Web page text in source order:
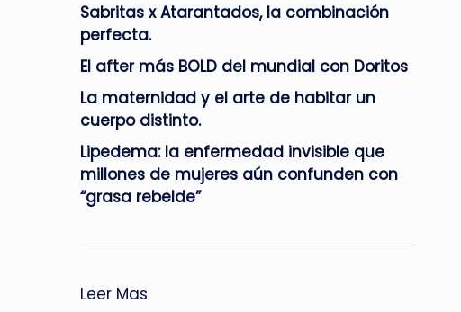
Sabritas x Atarantados, la combinación
perfecta.
El after más BOLD del mundial con Doritos
La maternidad y el arte de habitar un
cuerpo distinto.
Lipedema: la enfermedad invisible que
millones de mujeres aún confunden con
“grasa rebelde”
Leer Mas: